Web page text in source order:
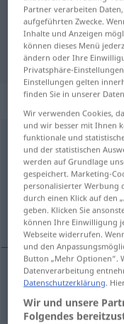
Übersetzung
Mittelpunktm
Übersicht aller
(Für mehr Details die
midtpunkt
midtpunktn
Partner verarbeiten
aufgeführten Zwecke.
Inhalte und Anzeigen
können dieses Menü
ändern oder Ihre
Privatsphäre-
Einstellungen gelten
finden Sie in unserer
Wir verwenden Cookies,
und wir besser mit Ihnen
funktionale und
und der statistischen
werden auf Grundlage
gespeichert. Marketing-
personalisierter Werbung
durch einen Klick auf den
geben. Klicken Sie
können Ihre Einwilligung
Webseite widerrufen.
und den
Button „Mehr Optionen“.
Datenverarbeitung
Datenschutzerklärung.
Wir und unsere
Folgendes